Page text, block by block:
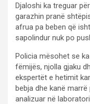
Djaloshi ka treguar
garazhin pranë
afrua pa beben që
sapolindur nuk po
Policia mësohet se
fëmijës, njolla gjaku
ekspertët e hetimit
bebja dhe kanë
analizuar në